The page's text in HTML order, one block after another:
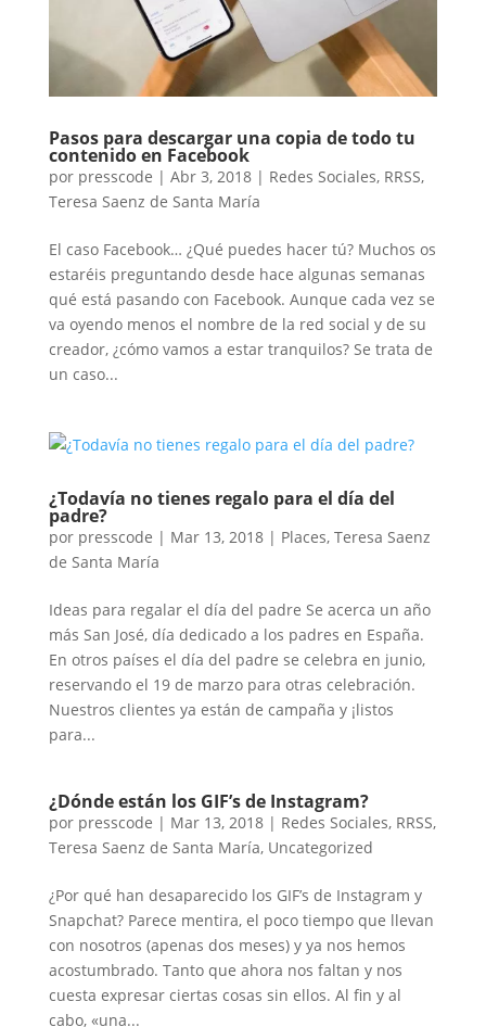
Pasos para descargar una copia de todo tu
contenido en Facebook
por presscode | Abr 3, 2018| Redes Sociales, RRSS,
Teresa Saenz de Santa María
El caso Facebook… ¿Qué puedes hacer tú? Muchos os
estaréis preguntando desde hace algunas semanas
qué está pasando con Facebook. Aunque cada vez se
va oyendo menos el nombre de la red social y de su
creador, ¿cómo vamos a estar tranquilos? Se trata de
un caso...
¿Todavía no tienes regalo para el día del
padre?
por presscode | Mar 13, 2018| Places, Teresa Saenz
de Santa María
Ideas para regalar el día del padre Se acerca un año
más San José, día dedicado a los padres en España.
En otros países el día del padre se celebra en junio,
reservando el 19 de marzo para otras celebración.
Nuestros clientes ya están de campaña y ¡listos
para...
¿Dónde están los GIF’s de Instagram?
por presscode | Mar 13, 2018| Redes Sociales, RRSS,
Teresa Saenz de Santa María, Uncategorized
¿Por qué han desaparecido los GIF’s de Instagram y
Snapchat? Parece mentira, el poco tiempo que llevan
con nosotros (apenas dos meses) y ya nos hemos
acostumbrado. Tanto que ahora nos faltan y nos
cuesta expresar ciertas cosas sin ellos. Al fin y al
cabo, «una...